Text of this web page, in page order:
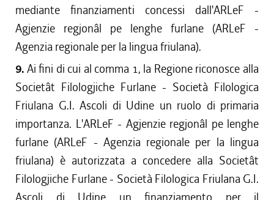
mediante finanziamenti concessi dall'ARLeF -
Agjenzie regjonâl pe lenghe furlane (ARLeF -
Agenzia regionale per la lingua friulana).
9. Ai fini di cui al comma 1, la Regione riconosce alla
Societât Filologjiche Furlane - Società Filologica
Friulana G.I. Ascoli di Udine un ruolo di primaria
importanza. L'ARLeF - Agjenzie regjonâl pe lenghe
furlane (ARLeF - Agenzia regionale per la lingua
friulana) è autorizzata a concedere alla Societât
Filologjiche Furlane - Società Filologica Friulana G.I.